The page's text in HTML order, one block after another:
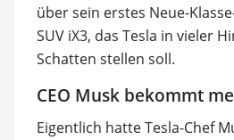
über sein erstes Neue-
SUV iX3, das Tesla in vieler
Schatten stellen soll.
CEO Musk bekommt
Eigentlich hatte Tesla-Chef